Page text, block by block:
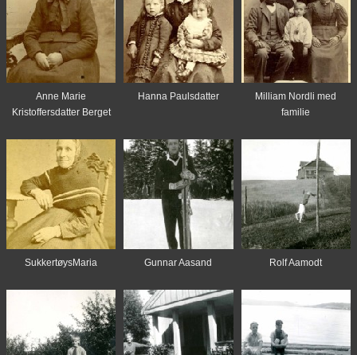
Anne Marie
Kristoffersdatter Berget
Hanna Paulsdatter
Milliam Nordli med
familie
SukkertøysMaria Gunnar Aasand Rolf Aamodt